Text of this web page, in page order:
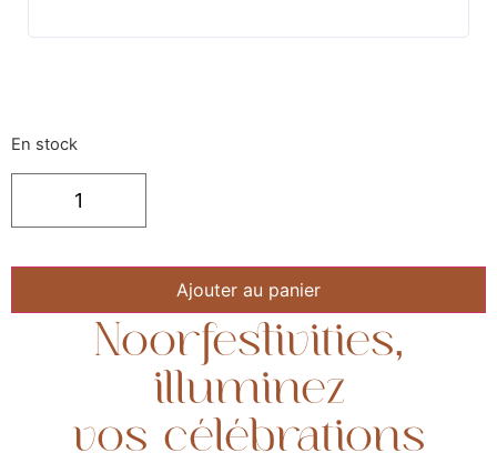
En stock
Ajouter au panier
Noorfestivities,
illuminez
vos célébrations